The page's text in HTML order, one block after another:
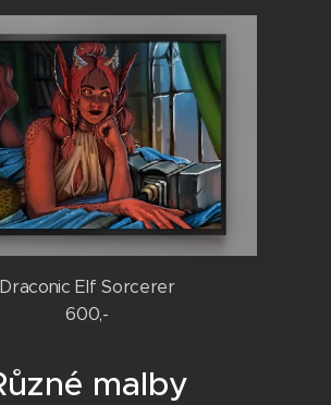
Draconic Elf Sorcerer
600,-
malby